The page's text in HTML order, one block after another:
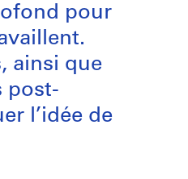
pour
ainsi que
post-
l’idée de